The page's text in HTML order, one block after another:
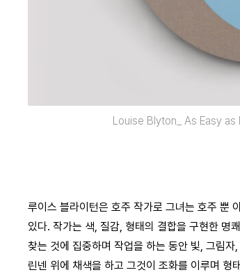
Louise Blyton_ As Easy
루이스 블라이턴은 호주 작가로 그녀는 호주 뿐
있다. 작가는 색, 질감, 형태의 결합을 구현한 명
찾는 것에 집중하며 작업을 하는 동안 빛, 그림
린넨 위에 채색을 하고 그것이 조화를 이루며 형